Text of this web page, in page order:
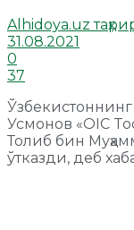
Alhidoya.uz
31.08.2021
0
37
Усмонов «OIC
Толиб бин
ўтказди, деб